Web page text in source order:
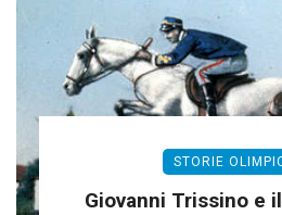
STORIE
Giovanni Trissino e